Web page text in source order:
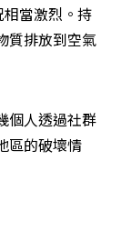
相當激烈。持
質排放到空氣
個人透過社群
區的破壞情